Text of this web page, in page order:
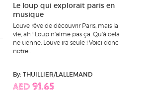
Le loup qui explorait paris en
musique
Louve rêve de découvrir Paris, mais la
vie, ah ! Loup n'aime pas ça. Qu'à cela
ne tienne, Louve ira seule ! Voici donc
notre...
By: THUILLIER/LALLEMAND
AED 91.65